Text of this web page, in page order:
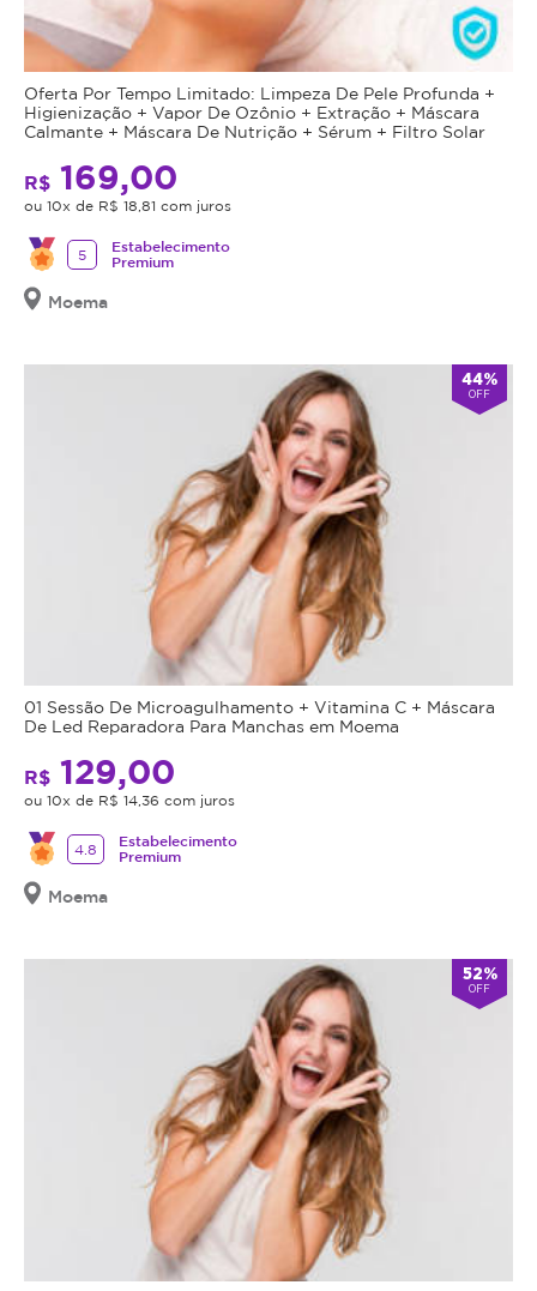
Oferta Por Tempo Limitado: Limpeza De Pele Profunda +
Higienização + Vapor De Ozônio + Extração + Máscara
Calmante + Máscara De Nutrição + Sérum + Filtro Solar
R$ 169,00
ou 10x de R$ 18,81 com juros
5
Estabelecimento
Premium
Moema
44%
OFF
01 Sessão De Microagulhamento + Vitamina C + Máscara
De Led Reparadora Para Manchas em Moema
R$ 129,00
ou 10x de R$ 14,36 com juros
4.8
Estabelecimento
Premium
Moema
52%
OFF